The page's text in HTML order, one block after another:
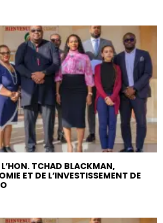
TCHAD BLACKMAN,
ET DE L’INVESTISSEMENT DE